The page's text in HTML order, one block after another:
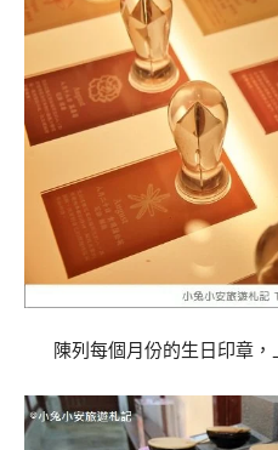
陳列每個月份的生日印章